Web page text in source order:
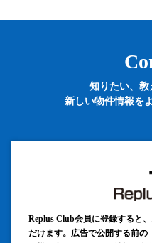
知りたい、教
新しい物件情報を
Replus Club会員に登録すると
だけます。広告で公開する前の